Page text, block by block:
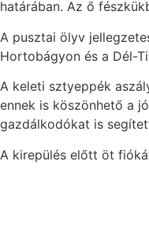
határában. Az ő
A pusztai ölyv
Hortobágyon és a Dél-
A keleti sztyeppék
ennek is köszönhető a
gazdálkodókat is
A kirepülés előtt öt